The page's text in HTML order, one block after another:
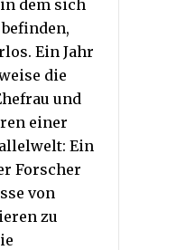
dem sich
Ein Jahr
die
und
einer
Ein
Forscher
von
zu